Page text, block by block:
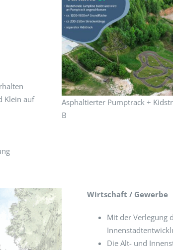
Klein auf
Asphaltierter Pumptrack +
B
Wirtschaft / Gewerbe
Mit der Verlegung
Die Alt- und